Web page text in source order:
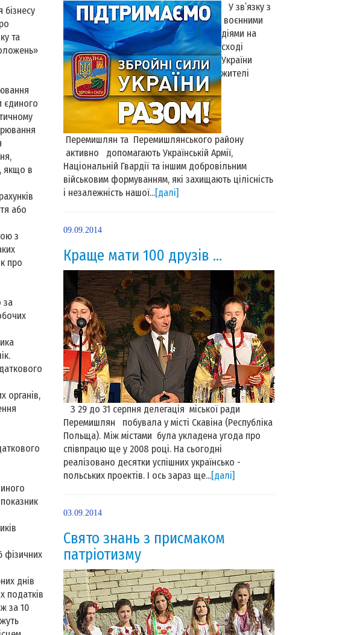
та
єдиного
якщо в
або
з
про
за
органів,
фізичних
днів
податків
за 10
У зв’язку з
воєнними
діями на
сході
України
жителі
Перемишлян та Перемишлянського району
активно допомагають Українській Армії,
Національній Гвардії та іншим добровільним
військовим формуванням, які захищають цілісність
і незалежність нашої...[далі]
09.09.2014
Краще мати 100 друзів ...
З 29 до 31 серпня делегація міської ради
Перемишлян побувала у місті Скавіна (Республіка
Польща). Між містами була укладена угода про
співпрацю ще у 2008 році. На сьогодні
реалізовано десятки успішних українсько -
польських проектів. І ось зараз ще...[далі]
03.09.2014
Свято знань з присмаком
патріотизму